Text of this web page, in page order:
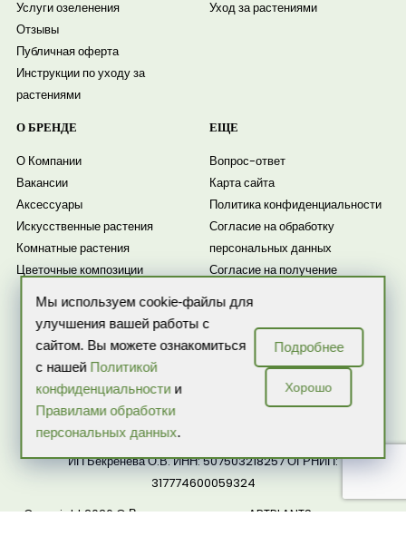
Услуги озеленения
Отзывы
Публичная оферта
Инструкции по уходу за
растениями
Уход за растениями
О БРЕНДЕ
О Компании
Вакансии
Аксессуары
Искусственные растения
Комнатные растения
Цветочные композиции
ЕЩЕ
Вопрос-ответ
Карта сайта
Политика конфиденциальности
Согласие на обработку
персональных данных
Согласие на получение
Новости
ИП Бекренева О.В. ИНН: 507503218257 ОГРНИП:
317774600059324
Copyright 2026 © Все права защищены ARTPLANTS — интернет-
Мы используем cookie-файлы для
улучшения вашей работы с
сайтом. Вы можете ознакомиться
с нашей Политикой
конфиденциальностии
Правилами обработки
персональных данных.
Подробнее
Хорошо